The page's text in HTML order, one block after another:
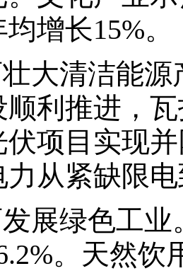
增长15%。
大清洁能
顺利推进，
伏项目实现
力从紧缺限
展绿色工业
。天然饮